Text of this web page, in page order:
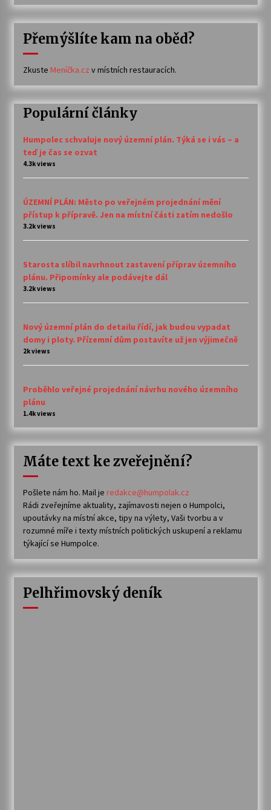
Přemýšlíte kam na oběd?
Zkuste Meníčka.cz v místních restauracích.
Populární články
Humpolec schvaluje nový územní plán. Týká se i vás – a
teď je čas se ozvat
4.3k views
ÚZEMNÍ PLÁN: Město po veřejném projednání mění
přístup k přípravě. Jen na místní části zatím nedošlo
3.2k views
Starosta slíbil navrhnout zastavení příprav územního
plánu. Připomínky ale podávejte dál
3.2k views
Nový územní plán do detailu řídí, jak budou vypadat
domy i ploty. Přízemní dům postavíte už jen výjimečně
2k views
Proběhlo veřejné projednání návrhu nového územního
plánu
1.4k views
Máte text ke zveřejnění?
Pošlete nám ho. Mail je redakce@humpolak.cz
Rádi zveřejníme aktuality, zajímavosti nejen o Humpolci,
upoutávky na místní akce, tipy na výlety, Vaši tvorbu a v
rozumné míře i texty místních politických uskupení a reklamu
týkající se Humpolce.
Pelhřimovský deník